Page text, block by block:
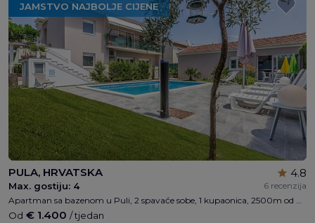
JAMSTVO NAJBOLJE CIJENE
PULA, HRVATSKA 4.8
Max. gostiju: 4
6 recenzija
Apartman sa bazenom u Puli, 2 spavaće sobe, 1 kupaonica, 2500m od plaže, smještaj za 4 osobe, privatni parking, wi-fi.
Od € 1.400 / tjedan